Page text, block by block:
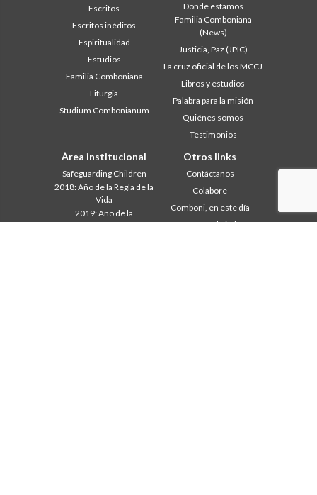
Escritos
Escritos inéditos
Espiritualidad
Estudios
Familia Comboniana
Liturgia
Studium Combonianum
Donde estamos
Familia Comboniana
(News)
Justicia, Paz (JPIC)
La cruz oficial de los MCCJ
Libros y estudios
Palabra para la misión
Quiénes somos
Testimonios
Área institucional
Safeguarding Children
2018: Año de la Regla de la
Vida
2019: Año de la
Otros links
Contáctanos
Colabore
Comboni, en este día
In pace Christi